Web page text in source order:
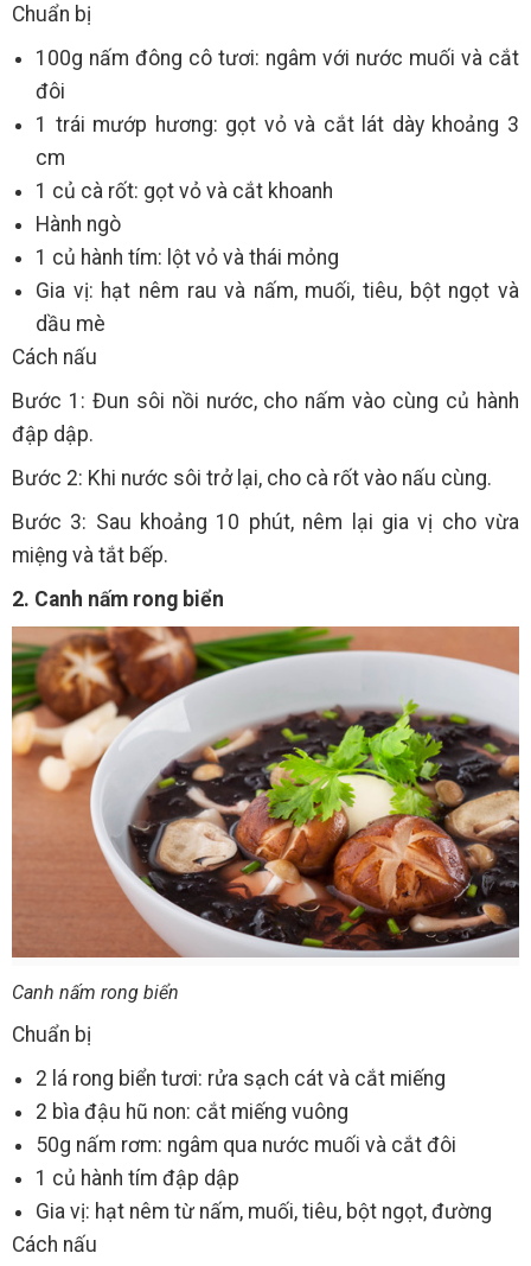
Chuẩn bị
100g nấm đông cô tươi: ngâm với nước muối và cắt
đôi
1 trái mướp hương: gọt vỏ và cắt lát dày khoảng 3
cm
1 củ cà rốt: gọt vỏ và cắt khoanh
Hành ngò
1 củ hành tím: lột vỏ và thái mỏng
Gia vị: hạt nêm rau và nấm, muối, tiêu, bột ngọt và
dầu mè
Cách nấu
Bước 1: Đun sôi nồi nước, cho nấm vào cùng củ hành
đập dập.
Bước 2: Khi nước sôi trở lại, cho cà rốt vào nấu cùng.
Bước 3: Sau khoảng 10 phút, nêm lại gia vị cho vừa
miệng và tắt bếp.
2. Canh nấm rong biển
Canh nấm rong biển
Chuẩn bị
2 lá rong biển tươi: rửa sạch cát và cắt miếng
2 bìa đậu hũ non: cắt miếng vuông
50g nấm rơm: ngâm qua nước muối và cắt đôi
1 củ hành tím đập dập
Gia vị: hạt nêm từ nấm, muối, tiêu, bột ngọt, đường
Cách nấu